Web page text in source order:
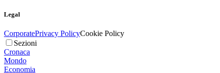
Legal
CorporatePrivacy PolicyCookie Policy
Sezioni
Cronaca
Mondo
Economia